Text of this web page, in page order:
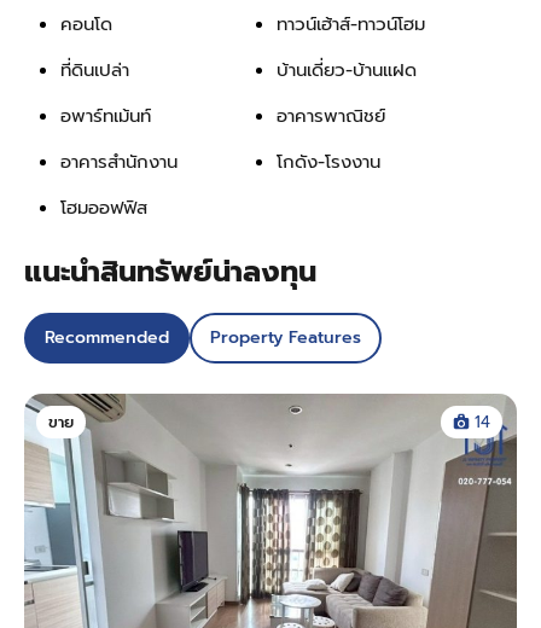
คอนโด
ทาวน์เฮ้าส์-ทาวน์โฮม
ที่ดินเปล่า
บ้านเดี่ยว-บ้านแฝด
อพาร์ทเม้นท์
อาคารพาณิชย์
อาคารสำนักงาน
โกดัง-โรงงาน
โฮมออฟฟิส
แนะนำสินทรัพย์น่าลงทุน
Recommended Property Features
ขาย 14